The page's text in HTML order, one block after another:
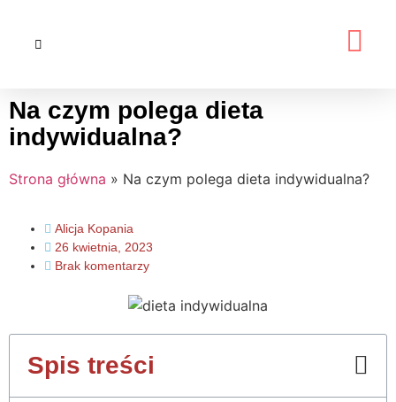
Na czym polega dieta
indywidualna?
Strona główna » Na czym polega dieta indywidualna?
Alicja Kopania
26 kwietnia, 2023
Brak komentarzy
Spis treści